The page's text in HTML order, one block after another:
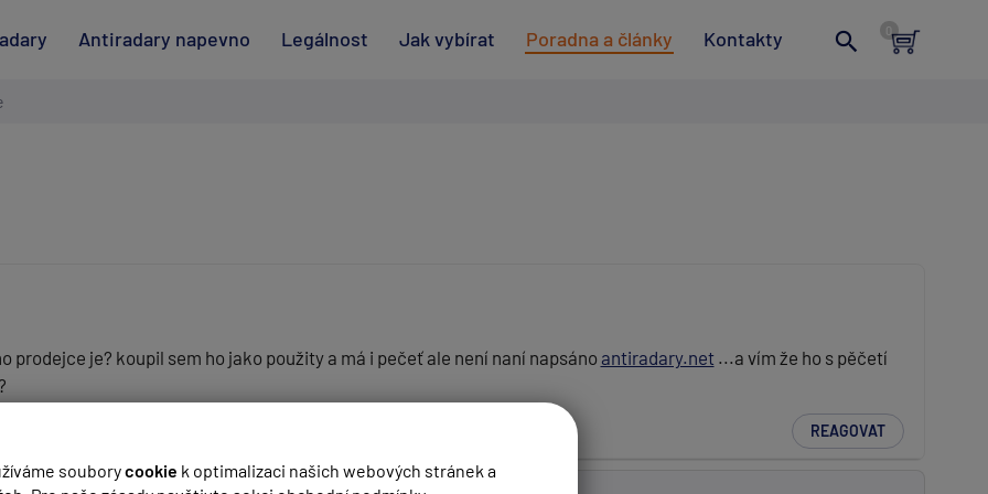
souborycookie k optimalizaci našich webových stránek a
Antiradary napevno Legálnost Jak vybírat Poradna a články Kontakty
je? koupil sem ho jako použity a má i pečeť ale není naní napsáno antiradary.net...a vím že ho s pěčetí
REAGOVAT